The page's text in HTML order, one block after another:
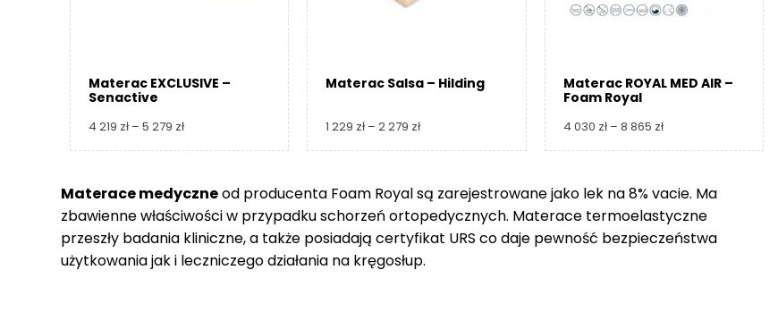
Materac EXCLUSIVE –
Senactive
4 219 zł – 5 279 złZakres
219 zł
do
5
279 zł
Materac Salsa – Hilding
1 229 zł – 2 279 złZakres
229 zł
do
2
Materac ROYAL MED AIR –
Foam Royal
4 030 zł – 8 865 złZakres
030 zł
do
8
Materace medyczneod producenta Foam Royal są zarejestrowane jako lek na 8% vacie. Ma
zbawienne właściwości w przypadku schorzeń ortopedycznych. Materace termoelastyczne
przeszły badania kliniczne, a także posiadają certyfikat URS co daje pewność bezpieczeństwa
użytkowania jak i leczniczego działania na kręgosłup.